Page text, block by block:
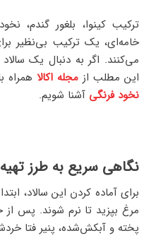
ترکیب کینوا، بلغور گندم،
خامه‌ای، یک ترکیب بی‌نظیر
می‌کنند. اگر به دنبال یک
این مطلب از مجله اکالا همراه
نخود فرنگی آشنا شویم.
نگاهی سریع به طرز تهیه
برای آماده کردن این سالاد،
مرغ بپزید تا نرم شوند. پس
پخته و آبکش‌شده، پنیر فتا